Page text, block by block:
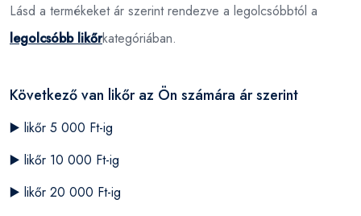
Lásd a termékeket ár szerint rendezve a legolcsóbbtól a
legolcsóbb likőrkategóriában.
Következő van likőr az Ön számára ár szerint
▶️ likőr 5 000 Ft-ig
▶️ likőr 10 000 Ft-ig
▶️ likőr 20 000 Ft-ig